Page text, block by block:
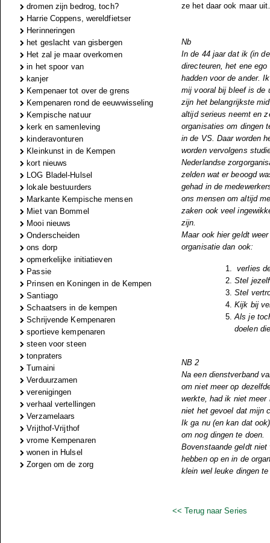
dromen zijn bedrog, toch?
Harrie Coppens, wereldfietser
Herinneringen
het geslacht van gisbergen
Het zal je maar overkomen
in het spoor van
kanjer
Kempenaer tot over de grens
Kempenaren rond de eeuwwisseling
Kempische natuur
kerk en samenleving
kinderavonturen
Kleinkunst in de Kempen
kort nieuws
LOG Bladel-Hulsel
lokale bestuurders
Markante Kempische mensen
Miet van Bommel
Mooi nieuws
Onderscheiden
ons dorp
opmerkelijke initiatieven
Passie
Prinsen en Koningen in de Kempen
Santiago
Schaatsers in de kempen
Schrijvende Kempenaren
sportieve kempenaren
steen voor steen
tonpraters
Tumaini
Verduurzamen
verenigingen
verhaal vertellingen
Verzamelaars
Vrijthof-Vrijthof
vrome Kempenaren
wonen in Hulsel
Zorgen om de zorg
ze het daar ook maar
Nb
In de 44 jaar dat ik (in
directeuren, het ene
hadden voor de ander.
mij vooral bij bleef is de
zijn het belangrijkste
altijd serieus neemt en
organisaties om dingen
in de VS. Daar worden
worden vervolgens
Nederlandse
zelden wat er beoogd
gehad in de
ons mensen om altijd
zaken ook veel
zijn.
Maar ook hier geldt
organisatie dan ook:
verlies
Stel
Stel
Kijk bij
Als je
doelen
NB 2
Na een dienstverband
om niet meer op
werkte, had ik niet meer
niet het gevoel dat mijn
Ik ga nu (en kan dat
om nog dingen te doen.
Bovenstaande geldt
hebben op en in de
klein wel leuke dingen
<< Terug naar Series